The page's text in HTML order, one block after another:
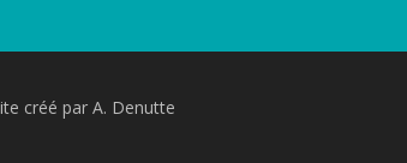
créé par A. Denutte